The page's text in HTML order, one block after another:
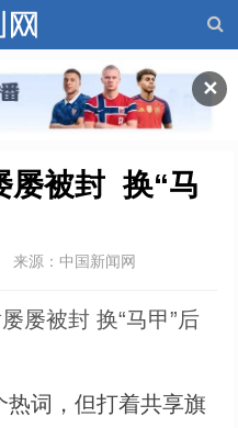
✕
屡被封  换“马
来源：中国新闻网
屡被封 换“马甲”后
词，但打着共享旗